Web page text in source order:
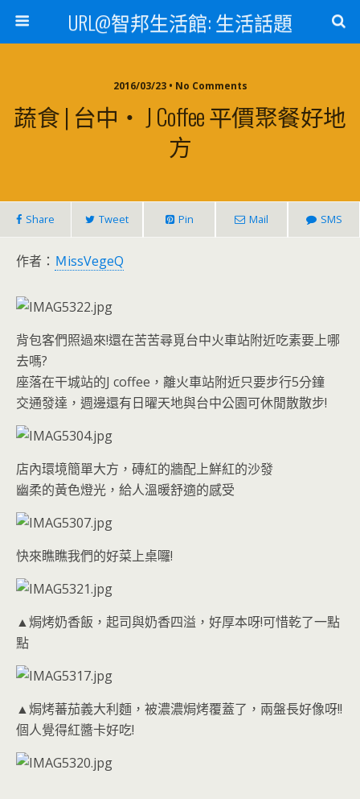
URL@智邦生活館: 生活話題
2016/03/23 • No Comments
蔬食 | 台中‧ J Coffee 平價聚餐好地
方
Share Tweet Pin Mail SMS
作者： ＭissVegeQ
背包客們照過來!還在苦苦尋覓台中火車站附近吃素要上哪
去嗎?
座落在干城站的J coffee，離火車站附近只要步行5分鐘
交通發達，週邊還有日曜天地與台中公園可休閒散散步!
店內環境簡單大方，磚紅的牆配上鮮紅的沙發
幽柔的黃色燈光，給人溫暖舒適的感受
快來瞧瞧我們的好菜上桌囉!
▲焗烤奶香飯，起司與奶香四溢，好厚本呀!可惜乾了一點
點
▲焗烤蕃茄義大利麵，被濃濃焗烤覆蓋了，兩盤長好像呀!!
個人覺得紅醬卡好吃!